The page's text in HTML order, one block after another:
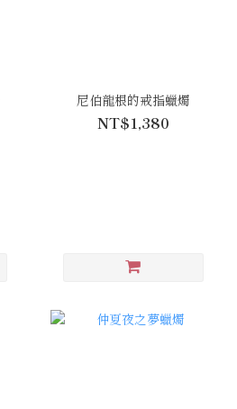
尼伯龍根的戒指蠟燭
NT$1,380